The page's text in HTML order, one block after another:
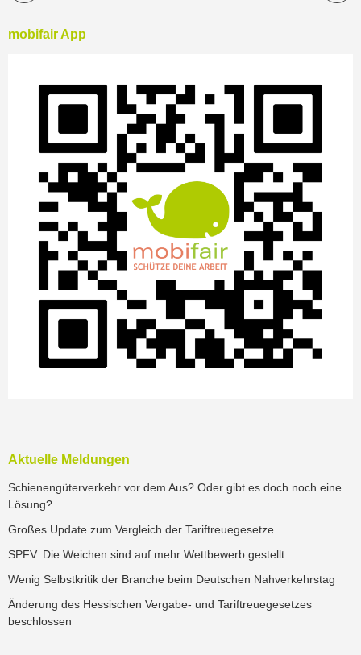
mobifair App
Aktuelle Meldungen
Schienengüterverkehr vor dem Aus? Oder gibt es doch noch eine
Lösung?
Großes Update zum Vergleich der Tariftreuegesetze
SPFV: Die Weichen sind auf mehr Wettbewerb gestellt
Wenig Selbstkritik der Branche beim Deutschen Nahverkehrstag
Änderung des Hessischen Vergabe- und Tariftreuegesetzes
beschlossen